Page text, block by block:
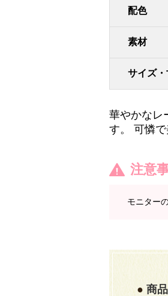
配色
素材
サイズ
華やかなレ
す。 可憐
注意
モニター
商